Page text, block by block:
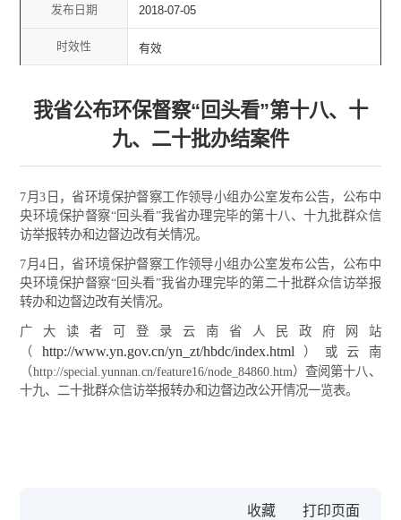
发布日期 2018-07-05
时效性 有效
我省公布环保督察“回头看”第十八、十
九、二十批办结案件
7月3日，省环境保护督察工作领导小组办公室发布公告，公布中
央环境保护督察“回头看”我省办理完毕的第十八、十九批群众信
访举报转办和边督边改有关情况。
7月4日，省环境保护督察工作领导小组办公室发布公告，公布中
央环境保护督察“回头看”我省办理完毕的第二十批群众信访举报
转办和边督边改有关情况。
广大读者可登录云南省人民政府网站
（ http://www.yn.gov.cn/yn_zt/hbdc/index.html ）或云南
（http://special.yunnan.cn/feature16/node_84860.htm）查阅第十八、
十九、二十批群众信访举报转办和边督边改公开情况一览表。
收藏